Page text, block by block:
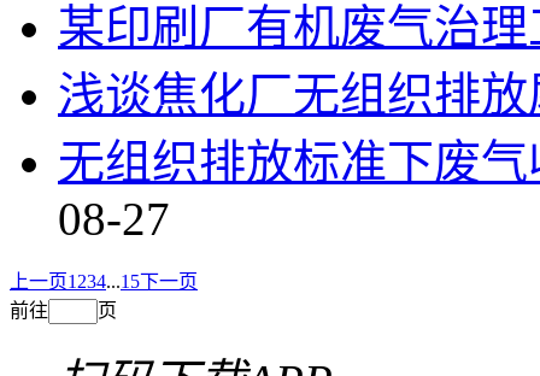
某印刷厂有机废气治
浅谈焦化厂无组织排
无组织排放标准下废
08-27
上一页1 234...15下一页
前往
页